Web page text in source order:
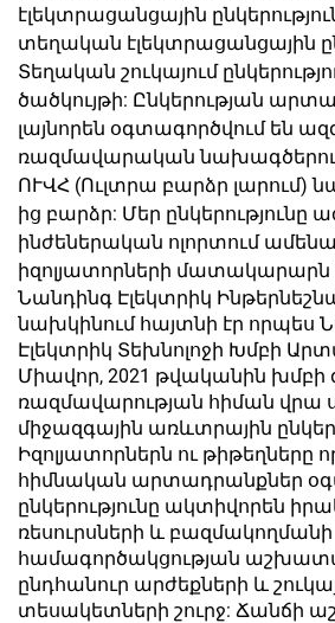
էլեկտրացանցային
տեղական էլեկտրացանցային
Տեղական շուկայում
ծածկույթի: Ընկերության
լայնորեն օգտագործվում են
ռազմավարական
ՈՒՎՀ (Ուլտրա բարձր լարում)
ից բարձր: Մեր ընկերությունը
ինժեներական ոլորտում
իզոլյատորների մատակարարն
Նանդինգ Էլեկտրիկ
նախկինում հայտնի էր որպես
Էլեկտրիկ Տեխնոլոջի Խմբի
Միավոր, 2021 թվականին
ռազմավարության հիման վրա
միջազգային առևտրային
Իզոլյատորներն ու թիթեղները
հիմնական արտադրանքներ
ընկերությունը ակտիվորեն
ռեսուրսների և բազմակողմանի
համագործակցության
ընդհանուր արժեքների և
տեսակետների շուրջ: Ճանճի